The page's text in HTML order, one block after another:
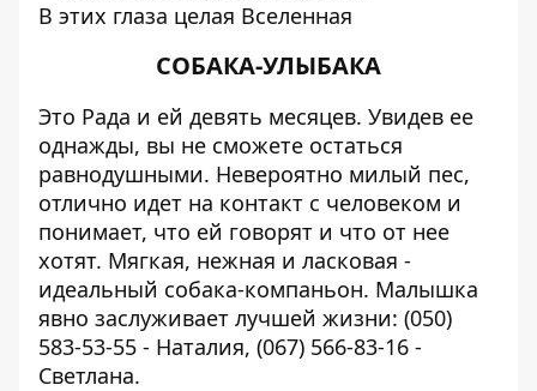
В этих глаза целая Вселенная
СОБАКА-УЛЫБАКА
Это Рада и ей девять месяцев. Увидев ее
однажды, вы не сможете остаться
равнодушными. Невероятно милый пес,
отлично идет на контакт с человеком и
понимает, что ей говорят и что от нее
хотят. Мягкая, нежная и ласковая -
идеальный собака-компаньон. Малышка
явно заслуживает лучшей жизни: (050)
583-53-55 - Наталия, (067) 566-83-16 -
Светлана.